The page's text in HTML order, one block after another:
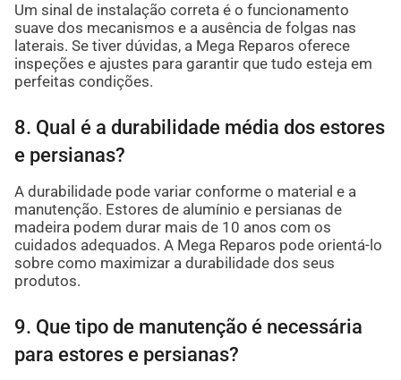
Um sinal de instalação correta é o funcionamento
suave dos mecanismos e a ausência de folgas nas
laterais. Se tiver dúvidas, a Mega Reparos oferece
inspeções e ajustes para garantir que tudo esteja em
perfeitas condições.
8. Qual é a durabilidade média dos estores
e persianas?
A durabilidade pode variar conforme o material e a
manutenção. Estores de alumínio e persianas de
madeira podem durar mais de 10 anos com os
cuidados adequados. A Mega Reparos pode orientá-lo
sobre como maximizar a durabilidade dos seus
produtos.
9. Que tipo de manutenção é necessária
para estores e persianas?